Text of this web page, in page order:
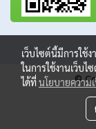
©
เว็บไซต์นี้มีการใช้
ในการใช้งานเว็บ
ได้ที่นโยบายความ